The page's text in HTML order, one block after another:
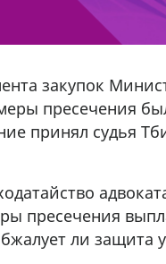
закупок
пресечения
принял судья
пресечения
ли защита